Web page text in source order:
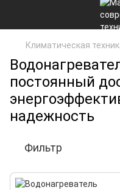
Климатическая
постоянный
надежность
Фильтр